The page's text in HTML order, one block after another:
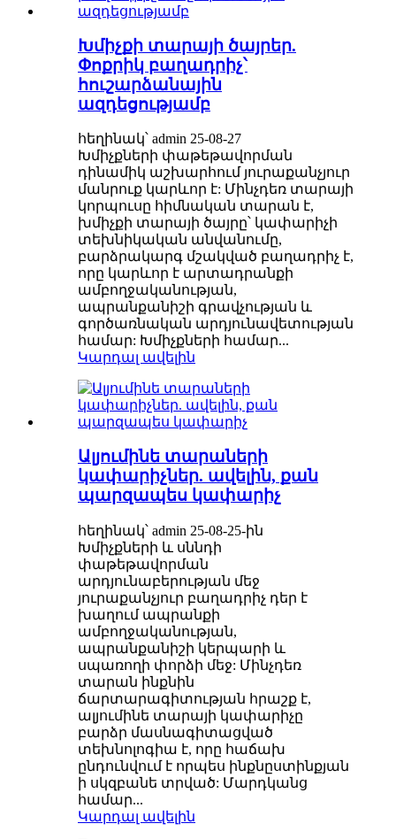
Խմիչքի տարայի ծայրեր.
Փոքրիկ բաղադրիչ՝
հուշարձանային
ազդեցությամբ
հեղինակ՝ admin 25-08-27
Խմիչքների փաթեթավորման
դինամիկ աշխարհում յուրաքանչյուր
մանրուք կարևոր է: Մինչդեռ տարայի
կորպուսը հիմնական տարան է,
խմիչքի տարայի ծայրը՝ կափարիչի
տեխնիկական անվանումը,
բարձրակարգ մշակված բաղադրիչ է,
որը կարևոր է արտադրանքի
ամբողջականության,
ապրանքանիշի գրավչության և
գործառնական արդյունավետության
համար: Խմիչքների համար...
Կարդալ ավելին
Ալյումինե տարաների
կափարիչներ. ավելին, քան
պարզապես կափարիչ
հեղինակ՝ admin 25-08-25-ին
Խմիչքների և սննդի
փաթեթավորման
արդյունաբերության մեջ
յուրաքանչյուր բաղադրիչ դեր է
խաղում ապրանքի
ամբողջականության,
ապրանքանիշի կերպարի և
սպառողի փորձի մեջ: Մինչդեռ
տարան ինքնին
ճարտարագիտության հրաշք է,
ալյումինե տարայի կափարիչը
բարձր մասնագիտացված
տեխնոլոգիա է, որը հաճախ
ընդունվում է որպես ինքնըստինքյան
ի սկզբանե տրված: Մարդկանց
համար...
Կարդալ ավելին